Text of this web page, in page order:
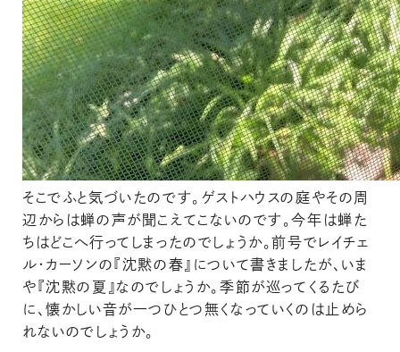
そこでふと気づいたのです。ゲストハウスの庭やその周
辺からは蝉の声が聞こえてこないのです。今年は蝉た
ちはどこへ行ってしまったのでしょうか。前号でレイチェ
ル・カーソンの『沈黙の春』について書きましたが、いま
や『沈黙の夏』なのでしょうか。季節が巡ってくるたび
に、懐かしい音が一つひとつ無くなっていくのは止めら
れないのでしょうか。